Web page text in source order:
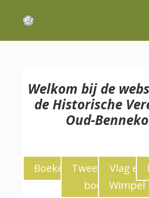
Welkom bij de
de Historische
Oud-
Boeken
Tweedekans
boeken
Vlag en
Wimpel